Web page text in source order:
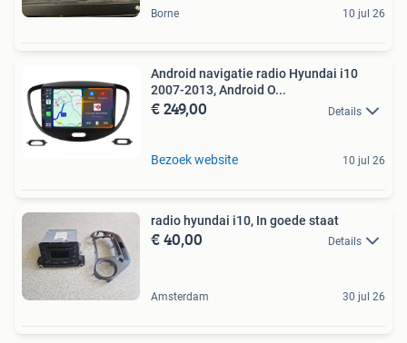
Borne 10 jul 26
Android navigatie radio Hyundai i10
2007-2013, Android O...
€ 249,00 Details
Bezoek website 10 jul 26
radio hyundai i10, In goede staat
€ 40,00 Details
Amsterdam 30 jul 26